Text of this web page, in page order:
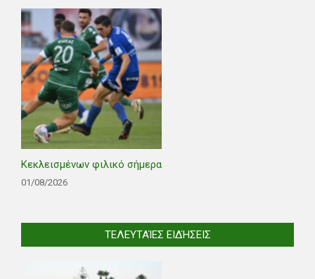
Κεκλεισμένων φιλικό σήμερα
01/08/2026
ΤΕΛΕΥΤΑΊΕΣ ΕΙΔΉΣΕΙΣ